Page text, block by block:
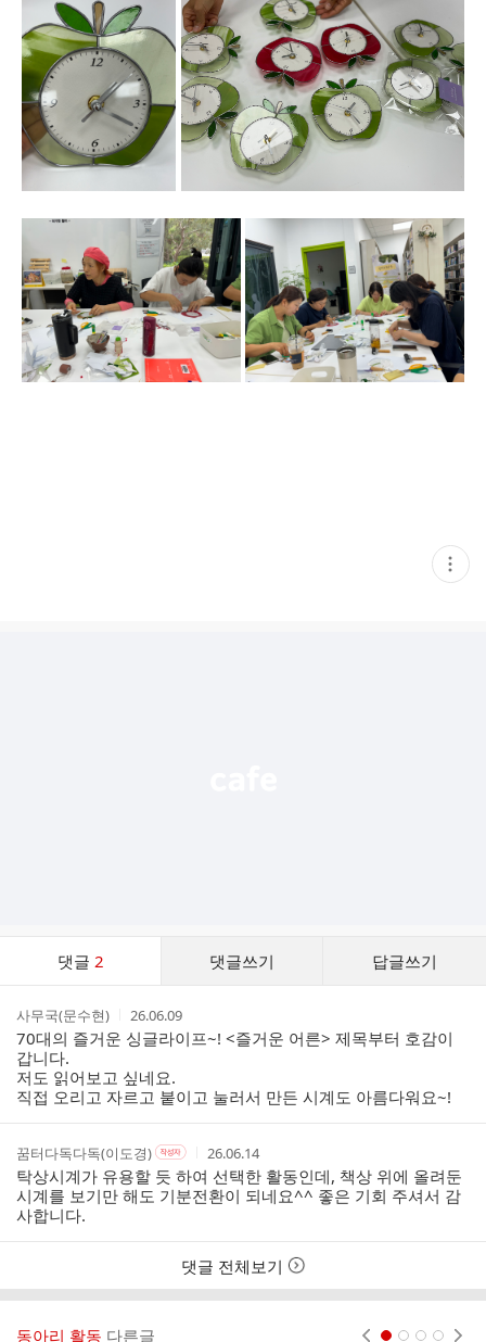
현
재
댓글 2 댓글쓰기 답글쓰기
작
성
자
사무국(문수현)
작
성
시
간
26.06.09
70대의 즐거운 싱글라이프~! <즐거운 어른> 제목부터 호감이
갑니다.
저도 읽어보고 싶네요.
직접 오리고 자르고 붙이고 눌러서 만든 시계도 아름다워요~!
작
성
자
꿈터다독다독(이도경)작
성
자
본
여
작
성
자
작
성
시
간
26.06.14
탁상시계가 유용할 듯 하여 선택한 활동인데, 책상 위에 올려둔
시계를 보기만 해도 기분전환이 되네요^^ 좋은 기회 주셔서 감
사합니다.
댓글 전체보기
동아리 활동 다른글